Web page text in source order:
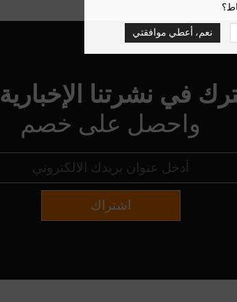
في نشرتنا الإخبارية
واحصل على خصم
اشتراك
نعم، أعطي موافقتي